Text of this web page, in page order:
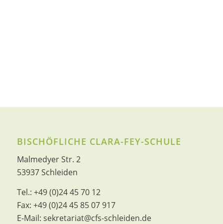
BISCHÖFLICHE CLARA-FEY-SCHULE
Malmedyer Str. 2
53937 Schleiden
Tel.: +49 (0)24 45 70 12
Fax: +49 (0)24 45 85 07 917
E-Mail: sekretariat@cfs-schleiden.de